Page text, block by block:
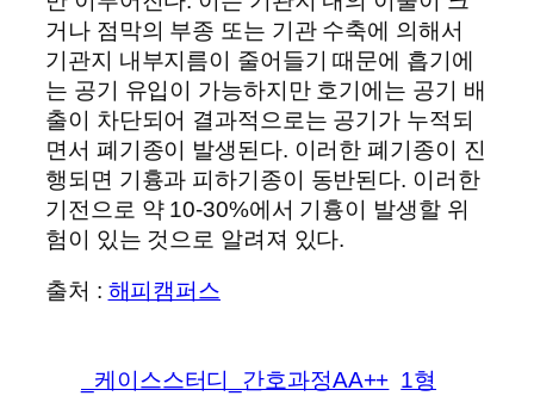
거나 점막의 부종 또는 기관 수축에 의해서
기관지 내부지름이 줄어들기 때문에 흡기에
는 공기 유입이 가능하지만 호기에는 공기 배
출이 차단되어 결과적으로는 공기가 누적되
면서 폐기종이 발생된다. 이러한 폐기종이 진
행되면 기흉과 피하기종이 동반된다. 이러한
기전으로 약 10-30%에서 기흉이 발생할 위
험이 있는 것으로 알려져 있다.
출처 : 해피캠퍼스
_케이스스터디_간호과정AA++ 1형